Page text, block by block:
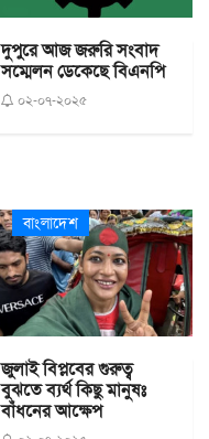
দুপুরে আজ জরুরি সংবাদ
সম্মেলন ডেকেছে বিএনপি
০২-০৭-২০২৫
বাংলাদেশ
জুলাই বিপ্লবের গুরুত্ব
বুঝতে ব্যর্থ কিছু মানুষঃ
বাঁধনের আক্ষেপ